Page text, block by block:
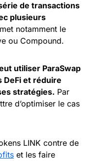
de transactions
plusieurs
notamment le
ou Compound.
utiliser ParaSwap
DeFi et réduire
stratégies. Par
d’optimiser le cas
LINK contre de
et les faire